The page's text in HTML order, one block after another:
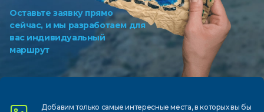
Оставьте заявку прямо
сейчас, и мы разработаем для
вас индивидуальный
маршрут
Добавим только самыеинтересные места, в которыхвы бы